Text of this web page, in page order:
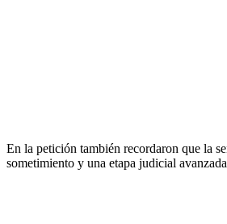
En la petición también recordaron que la
sometimiento y una etapa judicial